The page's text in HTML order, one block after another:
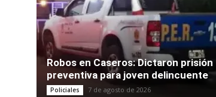
Robos en Caseros: Dictaron prisión
preventiva para joven delincuente
Policiales 7 de agosto de 2026